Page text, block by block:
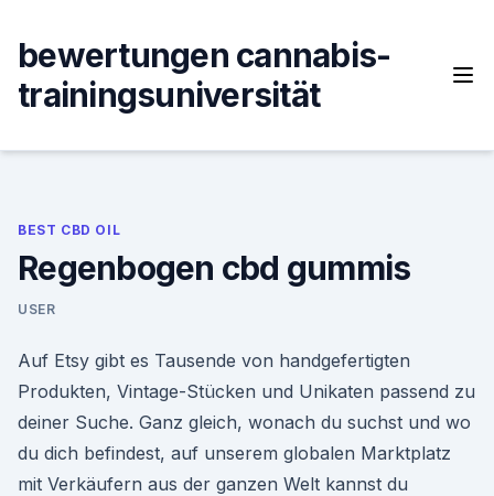
content
bewertungen cannabis-
trainingsuniversität
BEST CBD OIL
Regenbogen cbd gummis
USER
Auf Etsy gibt es Tausende von handgefertigten
Produkten, Vintage-Stücken und Unikaten passend zu
deiner Suche. Ganz gleich, wonach du suchst und wo
du dich befindest, auf unserem globalen Marktplatz
mit Verkäufern aus der ganzen Welt kannst du